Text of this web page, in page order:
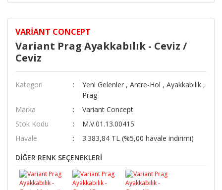
VARIANT CONCEPT
Variant Prag Ayakkabılık - Ceviz /
Ceviz
Kategori Yeni Gelenler , Antre-Hol , Ayakkabılık ,
Prag
Marka
Variant Concept
Stok Kodu
M.V.01.13.00415
Havale
3.383,84 TL (%5,00 havale indirimi)
DİĞER RENK SEÇENEKLERİ